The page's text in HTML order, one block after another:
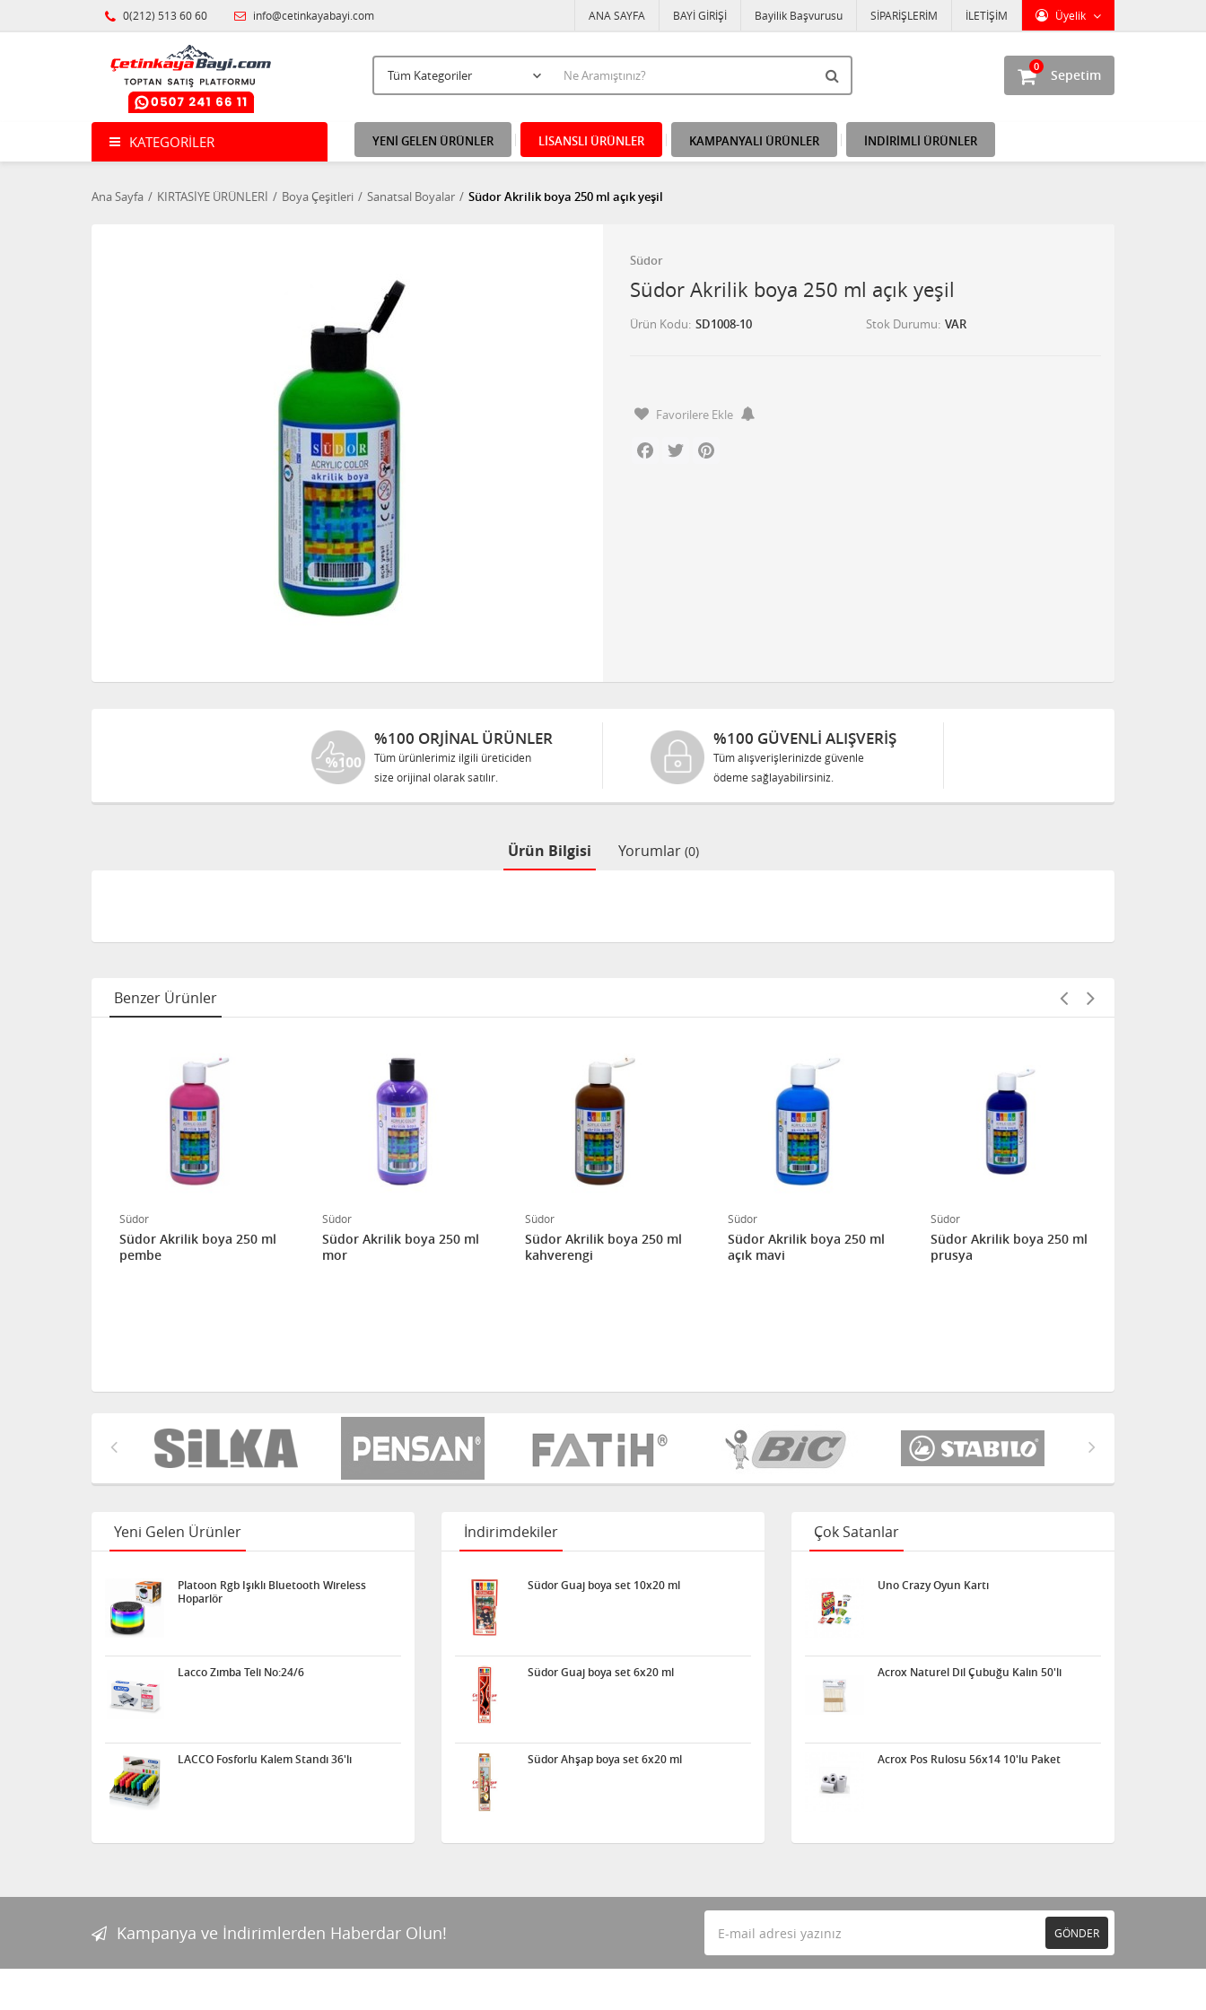
0(212) 513 60 60 info@cetinkayabayi.com Üyelik
ANA SAYFA BAYİ GİRİŞİ Bayilik Başvurusu SİPARİŞLERİM İLETİŞİM
Sepetim
0
KATEGORILER YENİ GELEN ÜRÜNLER LİSANSLI ÜRÜNLER KAMPANYALI ÜRÜNLER İNDİRİMLİ ÜRÜNLER
Ana Sayfa KIRTASİYE ÜRÜNLERİ Boya Çeşitleri Sanatsal Boyalar Südor Akrilik boya 250 ml açık yeşil
Südor
Südor Akrilik boya 250 ml açık yeşil
Ürün Kodu SD1008-10 Stok Durumu VAR
Favorilere Ekle
Facebook
Twitter
%100 ORJINAL ÜRÜNLER
Tüm ürünlerimiz ilgili üreticiden
size orijinal olarak satılır.
%100 GÜVENLİ ALIŞVERİŞ
Tüm alışverişlerinizde güvenle
ödeme sağlayabilirsiniz.
Ürün Bilgisi Yorumlar (0)
Benzer Ürünler
Südor
Südor Akrilik boya 250 ml
pembe
Südor
Südor Akrilik boya 250 ml
mor
Südor
Südor Akrilik boya 250 ml
kahverengi
Südor
Südor Akrilik boya 250 ml
açık mavi
Südor
Südor Akrilik boya 250 ml
prusya
Yeni Gelen Ürünler
Platoon Rgb Işıklı Bluetooth Wireless
Hoparlör
Lacco Zımba Teli No:24/6
LACCO Fosforlu Kalem Standı 36'lı
İndirimdekiler
Südor Guaj boya set 10x20 ml
Südor Guaj boya set 6x20 ml
Südor Ahşap boya set 6x20 ml
Çok Satanlar
Uno Crazy Oyun Kartı
Acrox Naturel Dil Çubuğu Kalın 50'li
Acrox Pos Rulosu 56x14 10'lu Paket
Kampanya ve İndirimlerden Haberdar Olun! GÖNDER